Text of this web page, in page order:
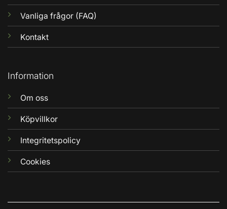
Vanliga frågor (FAQ)
Kontakt
Information
Om oss
Köpvillkor
Integritetspolicy
Cookies